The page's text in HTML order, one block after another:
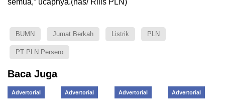
BUMN Jumat Berkah Listrik PLN
PT PLN Persero
Baca Juga
Advertorial Advertorial Advertorial Advertorial